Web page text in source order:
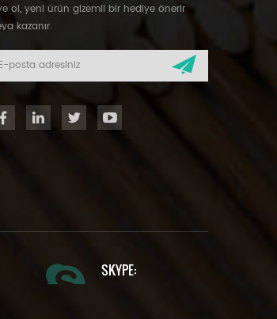
ol, yeni ürün gizemli bir hediye önerir
kazanır.
SKYPE: